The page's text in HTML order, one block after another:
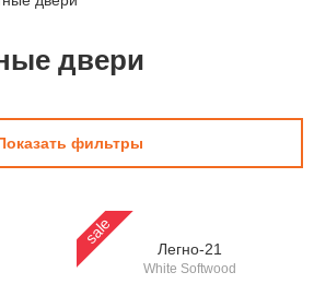
двери
фильтры
sale
Легно-21
White Softwood